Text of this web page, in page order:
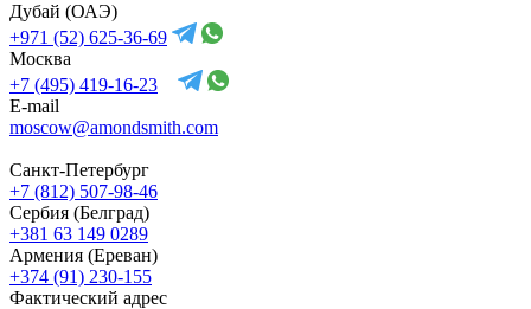
Дубай (ОАЭ)
+971 (52) 625-36-69
Москва
+7 (495) 419-16-23
E-mail
moscow@amondsmith.com
Санкт-Петербург
+7 (812) 507-98-46
Сербия (Белград)
+381 63 149 0289
Армения (Ереван)
+374 (91) 230-155
Фактический адрес